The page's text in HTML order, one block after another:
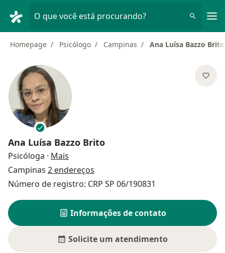
O que você está procurando?
Homepage Psicólogo Campinas Ana Luísa Bazzo Brito
Ana Luísa Bazzo Brito
Psicóloga · Mais
Campinas 2 endereços
Número de registro: CRP SP 06/190831
Informações de contato
Solicite um atendimento